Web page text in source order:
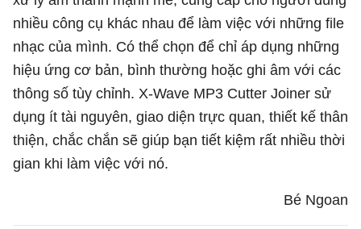
nhiều công cụ khác nhau để làm việc với những file
nhạc của mình. Có thể chọn để chỉ áp dụng những
hiệu ứng cơ bản, bình thường hoặc ghi âm với các
thông số tùy chỉnh. X-Wave MP3 Cutter Joiner sử
dụng ít tài nguyên, giao diện trực quan, thiết kế thân
thiện, chắc chắn sẽ giúp bạn tiết kiệm rất nhiều thời
gian khi làm việc với nó.
Bé Ngoan